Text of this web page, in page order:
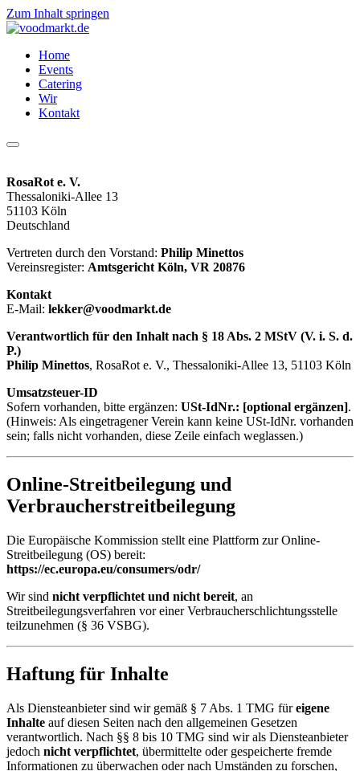
Zum Inhalt springen
Home
Events
Catering
Wir
Kontakt
RosaRot e. V.
Thessaloniki-Allee 13
51103 Köln
Deutschland
Vertreten durch den Vorstand: Philip Minettos
Vereinsregister: Amtsgericht Köln, VR 20876
Kontakt
E-Mail: lekker@voodmarkt.de
Verantwortlich für den Inhalt nach § 18 Abs. 2 MStV (V. i. S. d.
P.)
Philip Minettos, RosaRot e. V., Thessaloniki-Allee 13, 51103 Köln
Umsatzsteuer-ID
Sofern vorhanden, bitte ergänzen: USt-IdNr.: [optional ergänzen].
(Hinweis: Als eingetragener Verein kann keine USt-IdNr. vorhanden
sein; falls nicht vorhanden, diese Zeile einfach weglassen.)
Online-Streitbeilegung und
Verbraucherstreitbeilegung
Die Europäische Kommission stellt eine Plattform zur Online-
Streitbeilegung (OS) bereit:
https://ec.europa.eu/consumers/odr/
Wir sind nicht verpflichtet und nicht bereit, an
Streitbeilegungsverfahren vor einer Verbraucherschlichtungsstelle
teilzunehmen (§ 36 VSBG).
Haftung für Inhalte
Als Diensteanbieter sind wir gemäß § 7 Abs. 1 TMG füreigene
Inhalte auf diesen Seiten nach den allgemeinen Gesetzen
verantwortlich. Nach §§ 8 bis 10 TMG sind wir als Diensteanbieter
jedoch nicht verpflichtet, übermittelte oder gespeicherte fremde
Informationen zu überwachen oder nach Umständen zu forschen,